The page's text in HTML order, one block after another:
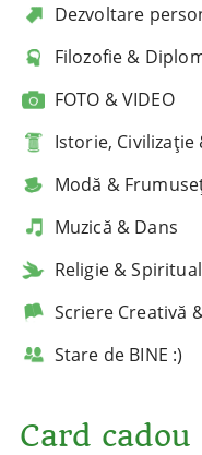
Dezvoltare
Filozofie &
FOTO & VIDEO
Istorie,
Modă &
Muzică & Dans
Religie &
Scriere Creativă
Stare de BINE :)
Card cadou